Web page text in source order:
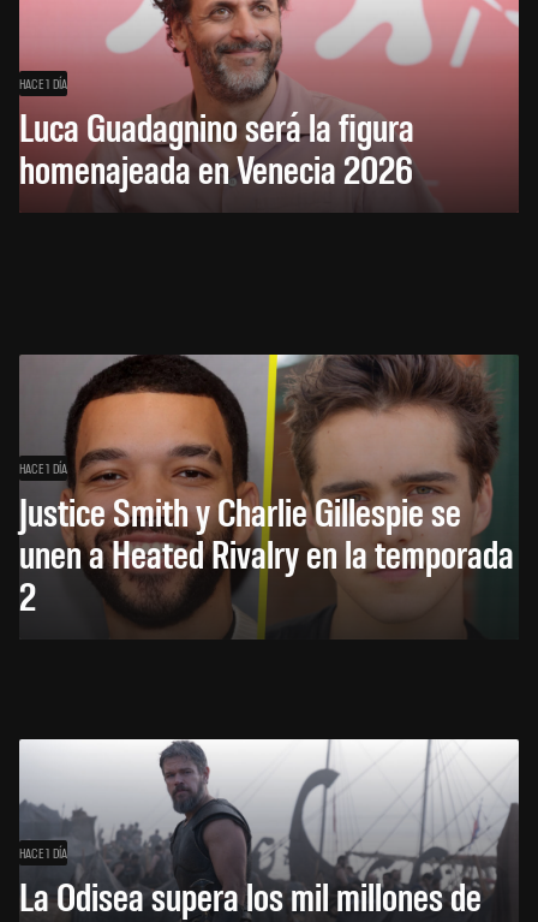
HACE 1 DÍA
Luca Guadagnino será la figura
homenajeada en Venecia 2026
HACE 1 DÍA
Justice Smith y Charlie Gillespie se
unen a Heated Rivalry en la temporada
2
HACE 1 DÍA
La Odisea supera los mil millones de